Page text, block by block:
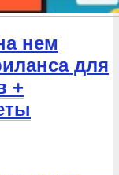
нем
для
+